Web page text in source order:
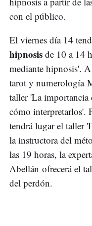
con el público.
El viernes día 14
hipnosis de 10 a 14
mediante hipnosis'.
tarot y numerología
taller 'La importancia
cómo interpretarlos'.
tendrá lugar el taller
la instructora del
las 19 horas, la
Abellán ofrecerá el
del perdón.